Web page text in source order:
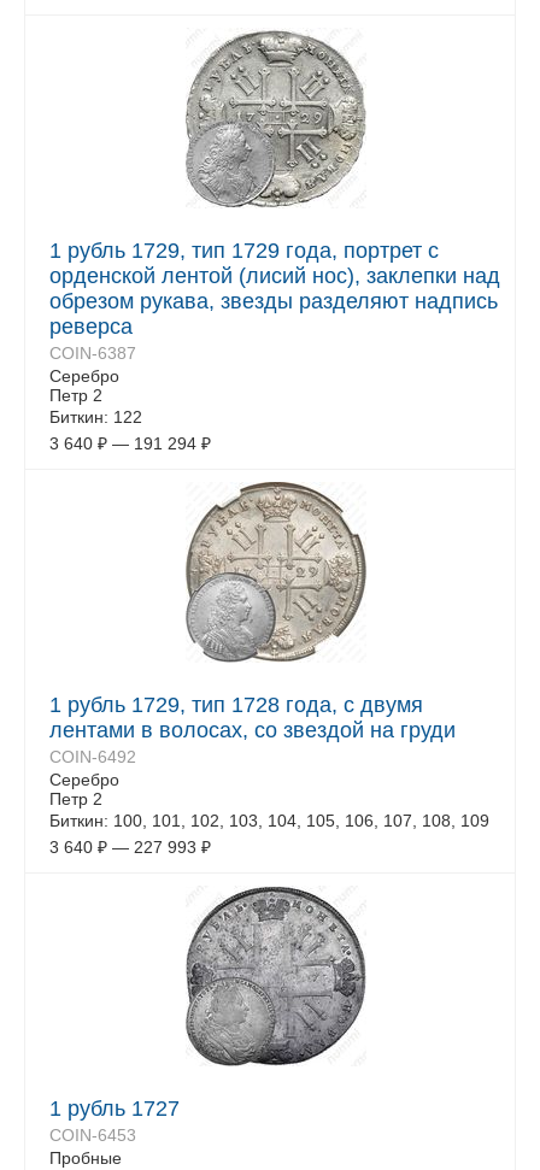
1 рубль 1729, тип 1729 года, портрет с
орденской лентой (лисий нос), заклепки над
обрезом рукава, звезды разделяют надпись
реверса
COIN-6387
Серебро
Петр 2
Биткин: 122
3 640 ₽ — 191 294 ₽
1 рубль 1729, тип 1728 года, с двумя
лентами в волосах, со звездой на груди
COIN-6492
Серебро
Петр 2
Биткин: 100, 101, 102, 103, 104, 105, 106, 107, 108, 109
3 640 ₽ — 227 993 ₽
1 рубль 1727
COIN-6453
Пробные